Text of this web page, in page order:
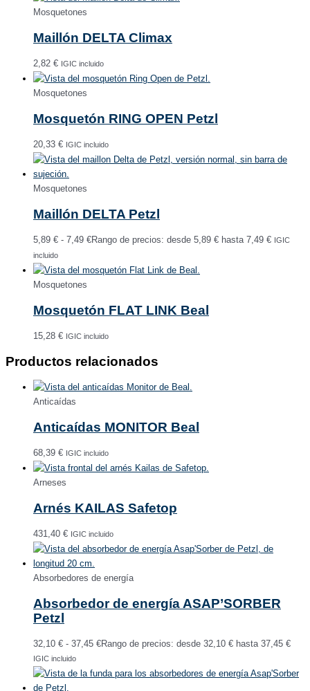
Mosquetones
Maillón DELTA Climax
2,82 € IGIC incluido
Mosquetones
Mosquetón RING OPEN Petzl
20,33 € IGIC incluido
Mosquetones
Maillón DELTA Petzl
5,89 € - 7,49 €Rango de precios: desde 5,89 € hasta 7,49 € IGIC
incluido
Mosquetones
Mosquetón FLAT LINK Beal
15,28 € IGIC incluido
Productos relacionados
Anticaídas
Anticaídas MONITOR Beal
68,39 € IGIC incluido
Arneses
Arnés KAILAS Safetop
431,40 € IGIC incluido
Absorbedores de energía
Absorbedor de energía ASAP’SORBER
Petzl
32,10 € - 37,45 €Rango de precios: desde 32,10 € hasta 37,45 €
IGIC incluido